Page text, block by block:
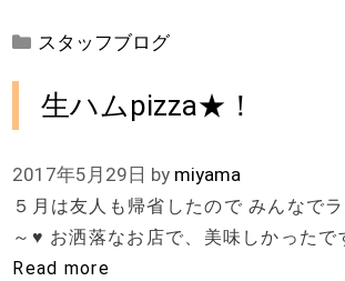
カ
ゴ
リ
スタッフブログ
生ハムpizza★！
2017年5月29日 by miyama
５月は友人も帰省したので みんなで
～♥ お洒落なお店で、美味しかった
Read more